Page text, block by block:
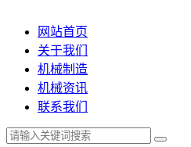
网站首页
关于我们
机械制造
机械资讯
联系我们